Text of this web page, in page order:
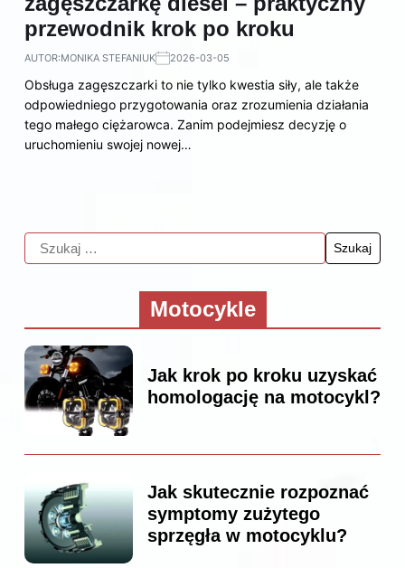
przewodnik krok po kroku
AUTOR:MONIKA STEFANIUK 2026-03-05
Obsługa zagęszczarki to nie tylko kwestia siły, ale także
odpowiedniego przygotowania oraz zrozumienia działania
tego małego ciężarowca. Zanim podejmiesz decyzję o
uruchomieniu swojej nowej…
Motocykle
Jak krok po kroku uzyskać
homologację na motocykl?
Jak skutecznie rozpoznać
symptomy zużytego
sprzęgła w motocyklu?